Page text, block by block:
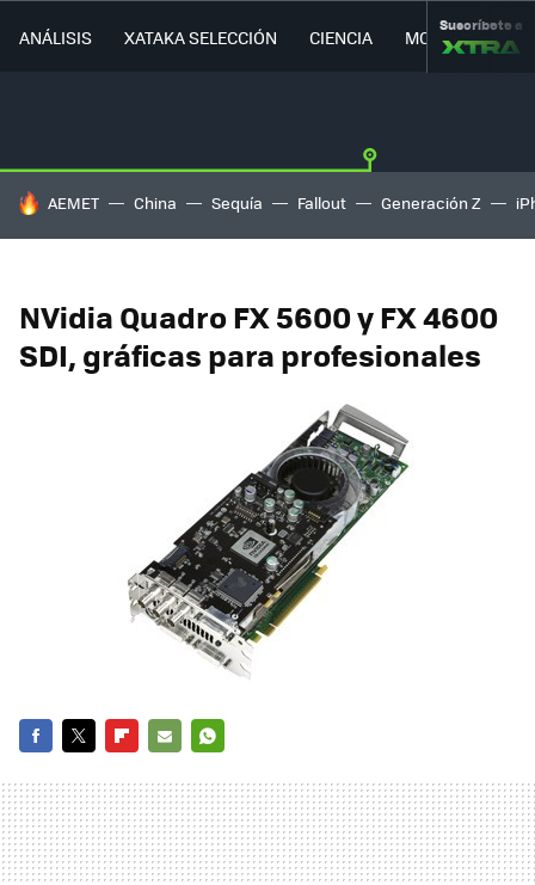
ANÁLISIS XATAKA SELECCIÓN CIENCIA MOVILIDAD
Suscríbete a
HOY SE HABLA DE
AEMET China Sequía Fallout Generación Z
NVidia Quadro FX 5600 y FX 4600
SDI, gráficas para profesionales
MAIL